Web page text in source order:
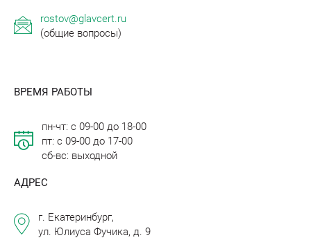
rostov@glavcert.ru
(общие вопросы)
ВРЕМЯ РАБОТЫ
пн-чт: с 09-00 до 18-00
пт: с 09-00 до 17-00
сб-вс: выходной
АДРЕС
г. Екатеринбург,
ул. Юлиуса Фучика, д. 9